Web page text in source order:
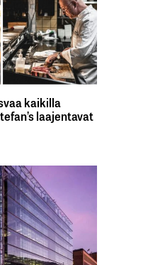
kaikilla
laajentavat